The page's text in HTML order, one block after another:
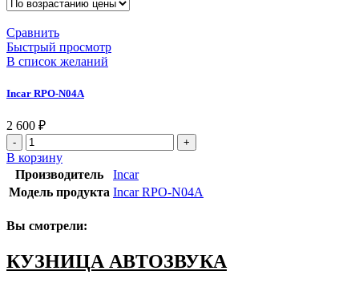
Сравнить
Быстрый просмотр
В список желаний
Incar RPO-N04A
2 600 ₽
Количество
товара
Incar
RPO-
N04A
В корзину
Производитель
Incar
Модель продукта Incar RPO-N04A
Вы смотрели:
КУЗНИЦА АВТОЗВУКА